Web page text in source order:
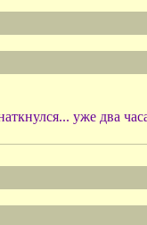
уже два